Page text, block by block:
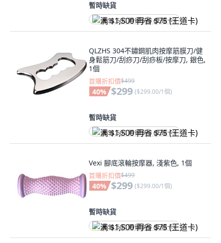
暫時缺貨
满 $1,500 再省 $75 (王道卡)
QLZHS 304不鏽鋼肌肉按摩筋膜刀/健
身鬆筋刀/刮痧刀/刮痧板/按摩刀, 銀色,
1個
首購折扣價$499
40% $299 ($299.00/1個)
暫時缺貨
满 $1,500 再省 $75 (王道卡)
Vexi 腳底滾輪按摩器, 淺紫色, 1個
首購折扣價$499
40% $299 ($299.00/1個)
暫時缺貨
满 $1,500 再省 $75 (王道卡)